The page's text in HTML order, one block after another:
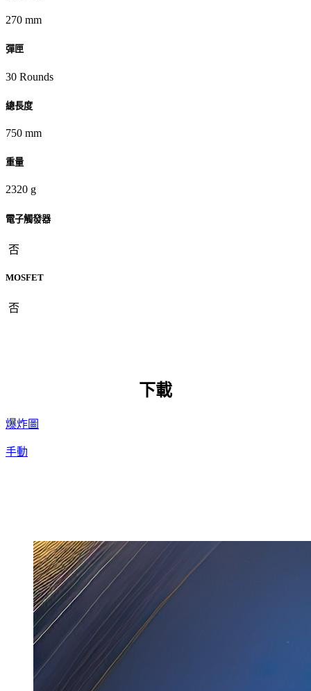
270 mm
彈匣
30 Rounds
總長度
750 mm
重量
2320 g
電子觸發器
否
MOSFET
否
下載
爆炸圖
手動